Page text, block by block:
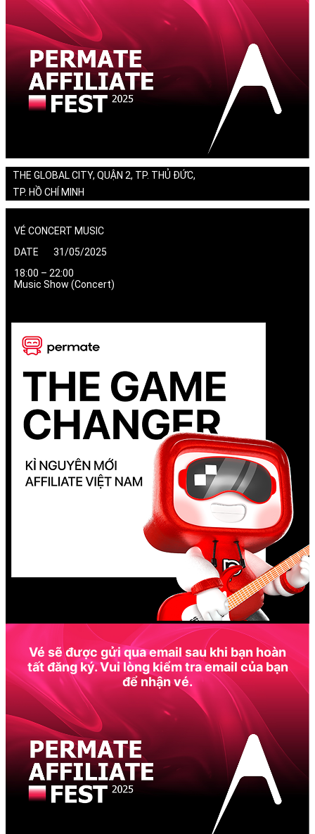
THE GLOBAL CITY, QUẬN 2, TP. THỦ ĐỨC,
TP. HỒ CHÍ MINH
VÉ CONCERT MUSIC
DATE 31/05/2025
18:00 – 22:00
Music Show (Concert)
Vé sẽ được gửi qua email sau khi bạn hoàn
tất đăng ký. Vui lòng kiểm tra email của bạn
để nhận vé.